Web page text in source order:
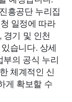
흥공단 누리집
일정에 따라
경기 및 인천
습니다. 상세
의 공식 누리
체계적인 신
게 확보할 수